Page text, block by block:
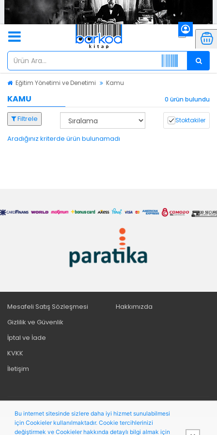
Eğitim Yönetimi ve Denetimi Kamu
KAMU 0 ürün bulundu
Filtrele Stoktakiler
Aradığınız kriterde ürün bulunamadı
Mesafeli Satış Sözleşmesi
Gizlilik ve Güvenlik
İptal ve İade
KVKK
İletişim
Hakkımızda
Bu internet sitesinde sizlere daha iyi hizmet sunulabilmesi
için Cookieler kullanılmaktadır. Cookie tercihlerinizi
değiştirmek ve Cookieler hakkında detaylı bilgi almak için